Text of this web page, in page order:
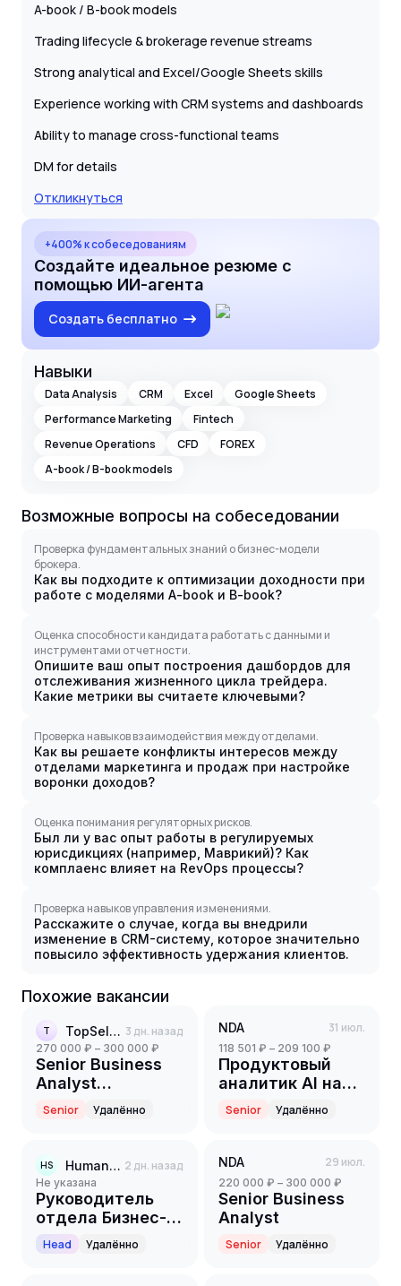
A-book / B-book models
Trading lifecycle & brokerage revenue streams
Strong analytical and Excel/Google Sheets skills
Experience working with CRM systems and dashboards
Ability to manage cross-functional teams
DM for details
Откликнуться
+400% к собеседованиям
Создайте идеальное резюме с
помощью ИИ-агента
Создать бесплатно
Навыки
Data Analysis CRM Excel
Google Sheets
Performance Marketing
Fintech
Revenue Operations
CFD
FOREX
A-book / B-book models
Возможные вопросы на собеседовании
Проверка фундаментальных знаний о бизнес-модели
брокера.
Как вы подходите к оптимизации доходности при
работе с моделями A-book и B-book?
Оценка способности кандидата работать с данными и
инструментами отчетности.
Опишите ваш опыт построения дашбордов для
отслеживания жизненного цикла трейдера.
Какие метрики вы считаете ключевыми?
Проверка навыков взаимодействия между отделами.
Как вы решаете конфликты интересов между
отделами маркетинга и продаж при настройке
воронки доходов?
Оценка понимания регуляторных рисков.
Был ли у вас опыт работы в регулируемых
юрисдикциях (например, Маврикий)? Как
комплаенс влияет на RevOps процессы?
Проверка навыков управления изменениями.
Расскажите о случае, когда вы внедрили
изменение в CRM-систему, которое значительно
повысило эффективность удержания клиентов.
Похожие вакансии
T TopSelection 3 дн. назад
270 000 ₽ – 300 000 ₽
Senior Business
Analyst
(Logistics/Warehouse)
Senior Удалённо
NDA 31 июл.
118 501 ₽ – 209 100 ₽
Продуктовый
аналитик AI на
партнерский
проект(финтех)
Senior Удалённо
HS Human Search 2 дн. назад
Не указана
Руководитель
отдела Бизнес-
аналитики /
Директор по
Head Удалённо
NDA 29 июл.
220 000 ₽ – 300 000 ₽
Senior Business
Analyst
Senior Удалённо